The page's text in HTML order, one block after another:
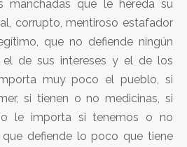
manchadas que le hereda su
corrupto, mentiroso estafador
que no defiende ningún
de sus intereses y el de los
muy poco el pueblo, si
si tienen o no medicinas, si
le importa si tenemos o no
defiende lo poco que tiene